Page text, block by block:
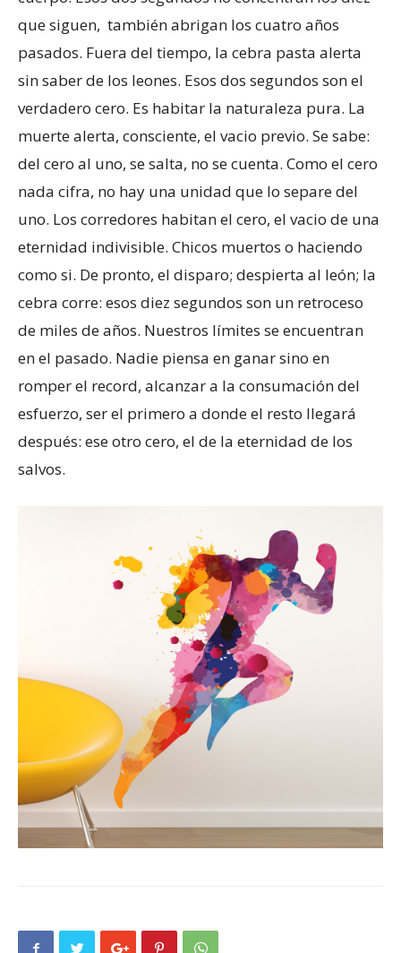
que siguen, también abrigan los cuatro años
pasados. Fuera del tiempo, la cebra pasta alerta
sin saber de los leones. Esos dos segundos son el
verdadero cero. Es habitar la naturaleza pura. La
muerte alerta, consciente, el vacio previo. Se sabe:
del cero al uno, se salta, no se cuenta. Como el cero
nada cifra, no hay una unidad que lo separe del
uno. Los corredores habitan el cero, el vacio de una
eternidad indivisible. Chicos muertos o haciendo
como si. De pronto, el disparo; despierta al león; la
cebra corre: esos diez segundos son un retroceso
de miles de años. Nuestros límites se encuentran
en el pasado. Nadie piensa en ganar sino en
romper el record, alcanzar a la consumación del
esfuerzo, ser el primero a donde el resto llegará
después: ese otro cero, el de la eternidad de los
salvos.